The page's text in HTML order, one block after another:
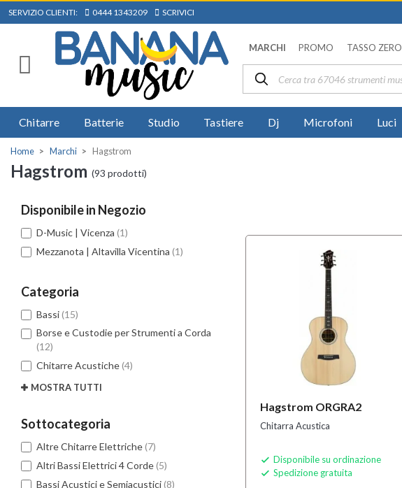
SERVIZIO CLIENTI: 0444 1343209 SCRIVICI
MARCHI PROMO TASSO ZERO
Chitarre Batterie Studio Tastiere Dj Microfoni Luci
Home Marchi Hagstrom
Hagstrom (93 prodotti)
Disponibile in Negozio
D-Music | Vicenza (1)
Mezzanota | Altavilla Vicentina (1)
Categoria
Bassi(15)
Borse e Custodie per Strumenti a Corda
(12)
Chitarre Acustiche(4)
MOSTRA TUTTI
Sottocategoria
Altre Chitarre Elettriche(7)
Altri Bassi Elettrici 4 Corde(5)
Bassi Acustici e Semiacustici(8)
Hagstrom ORGRA2
Chitarra Acustica
 Disponibile su ordinazione
 Spedizione gratuita